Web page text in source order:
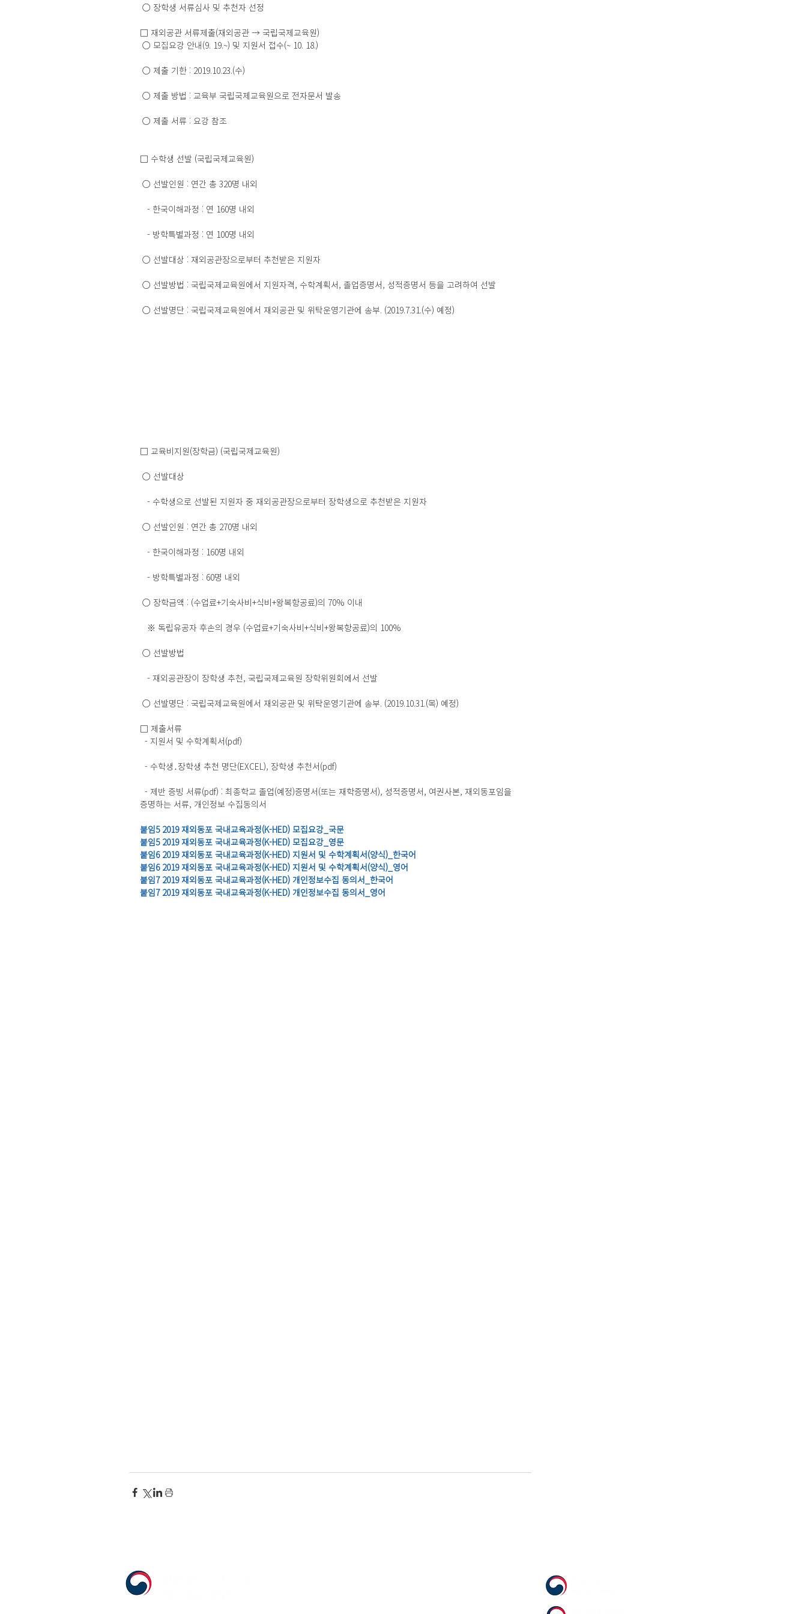
○ 장학생 서류심사 및 추천자 선정
□ 재외공관 서류제출(재외공관 → 국립국제교육원)
○ 모집요강 안내(9. 19.~) 및 지원서 접수(~ 10. 18.)
○ 제출 기한 : 2019.10.23.(수)
○ 제출 방법 : 교육부 국립국제교육원으로 전자문서 발송
○ 제출 서류 : 요강 참조
□ 수학생 선발 (국립국제교육원)
○ 선발인원 : 연간 총 320명 내외
   - 한국이해과정 : 연 160명 내외
   - 방학특별과정 : 연 100명 내외
○ 선발대상 : 재외공관장으로부터 추천받은 지원자
○ 선발방법 : 국립국제교육원에서 지원자격, 수학계획서, 졸업증명서, 성적증명서 등을 고려하여 선발
○ 선발명단 : 국립국제교육원에서 재외공관 및 위탁운영기관에 송부. (2019.7.31.(수) 예정)
□ 교육비지원(장학금) (국립국제교육원)
○ 선발대상
   - 수학생으로 선발된 지원자 중 재외공관장으로부터 장학생으로 추천받은 지원자
○ 선발인원 : 연간 총 270명 내외
   - 한국이해과정 : 160명 내외
   - 방학특별과정 : 60명 내외
○ 장학금액 : (수업료+기숙사비+식비+왕복항공료)의 70% 이내
   ※ 독립유공자 후손의 경우 (수업료+기숙사비+식비+왕복항공료)의 100%
○ 선발방법
   - 재외공관장이 장학생 추천, 국립국제교육원 장학위원회에서 선발
○ 선발명단 : 국립국제교육원에서 재외공관 및 위탁운영기관에 송부. (2019.10.31.(목) 예정)
□ 제출서류
  - 지원서 및 수학계획서(pdf)
  - 수학생․장학생 추천 명단(EXCEL), 장학생 추천서(pdf)
증명하는 서류, 개인정보 수집동의서
붙임5 2019 재외동포 국내교육과정(K-HED) 모집요강_국문
붙임5 2019 재외동포 국내교육과정(K-HED) 모집요강_영문
붙임6 2019 재외동포 국내교육과정(K-HED) 지원서 및 수학계획서(양식)_한국어
붙임6 2019 재외동포 국내교육과정(K-HED) 지원서 및 수학계획서(양식)_영어
붙임7 2019 재외동포 국내교육과정(K-HED) 개인정보수집 동의서_한국어
붙임7 2019 재외동포 국내교육과정(K-HED) 개인정보수집 동의서_영어